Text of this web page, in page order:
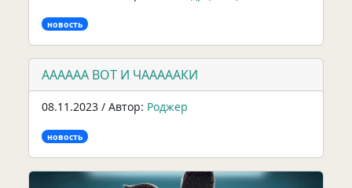
новость
АААААА ВОТ И ЧАААААКИ
08.11.2023 / Автор: Роджер
новость